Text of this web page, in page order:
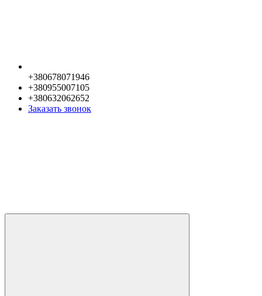
+380678071946
+380955007105
+380632062652
Заказать звонок